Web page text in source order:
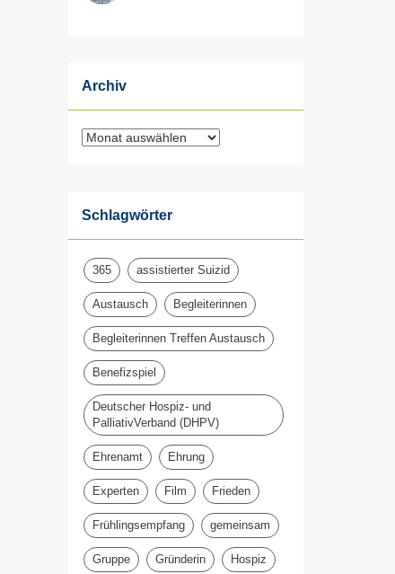
Archiv
Archiv
Schlagwörter
365 assistierter Suizid
Austausch Begleiterinnen
Begleiterinnen Treffen Austausch
Benefizspiel
Deutscher Hospiz- und
PalliativVerband (DHPV)
Ehrenamt Ehrung
Experten Film Frieden
Frühlingsempfang gemeinsam
Gruppe Gründerin Hospiz